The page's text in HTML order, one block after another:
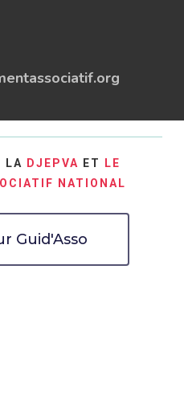
LA DJEPVA ET
LE
NATIONAL
Guid'Asso